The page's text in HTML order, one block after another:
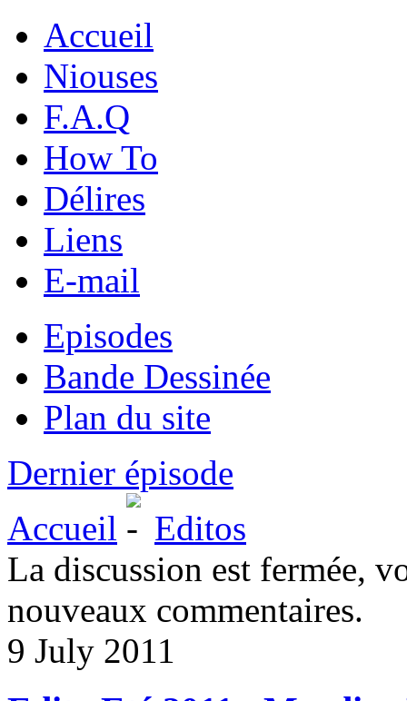
Accueil
Niouses
F.A.Q
How To
Délires
Liens
E-mail
Episodes
Bande Dessinée
Plan du site
Dernier épisode
Accueil
Editos
La discussion est fermée,
nouveaux commentaires.
9 July 2011